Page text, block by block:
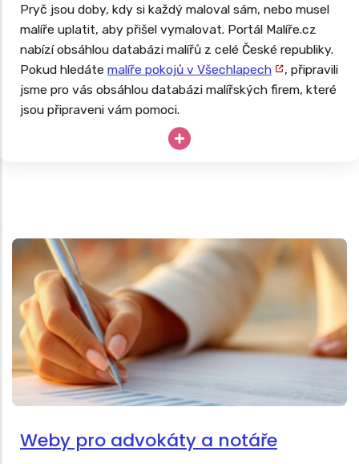
Pryč jsou doby, kdy si každý maloval sám, nebo musel
malíře uplatit, aby přišel vymalovat. Portál Malíře.cz
nabízí obsáhlou databázi malířů z celé České republiky.
Pokud hledáte malíře pokojů v Všechlapech
, připravili
jsme pro vás obsáhlou databázi malířských firem, které
jsou připraveni vám pomoci.
Potřebujete vymalovat ihned, ale potřebujete si
Weby pro advokáty a notáře